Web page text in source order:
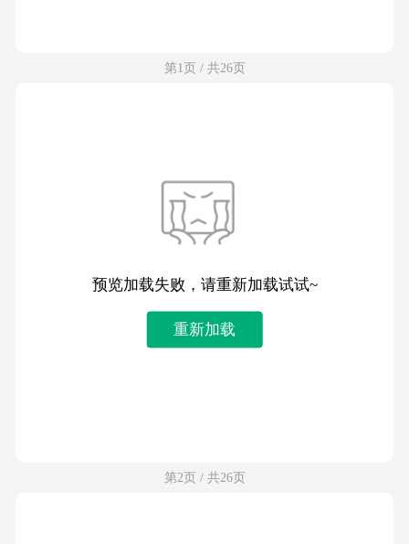
第1页 / 共26页
预览加载失败，请重新加载试试~
重新加载
第2页 / 共26页